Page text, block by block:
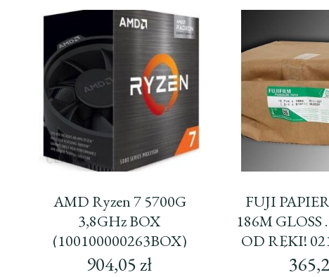
AMD Ryzen 7 5700G
3,8GHz BOX
(100100000263BOX)
904,05zł
FUJI
186M
OD RĘKI!